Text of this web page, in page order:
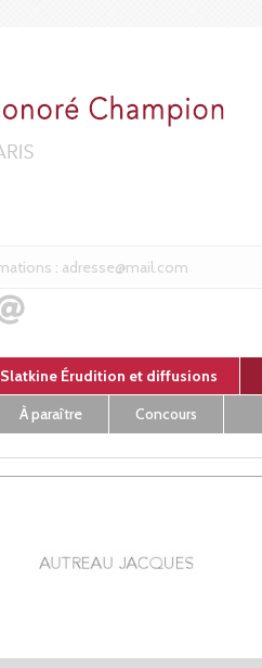
Slatkine Érudition et diffusions
À paraître Concours